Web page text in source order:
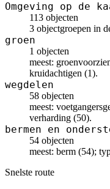
Omgeving op de
113 objecten
3 objectgroepen in
groen
1 objecten
meest:
kruidachtigen (1).
wegdelen
58 objecten
meest:
verharding (50).
bermen en
54 objecten
meest: berm (54);
Snelste route